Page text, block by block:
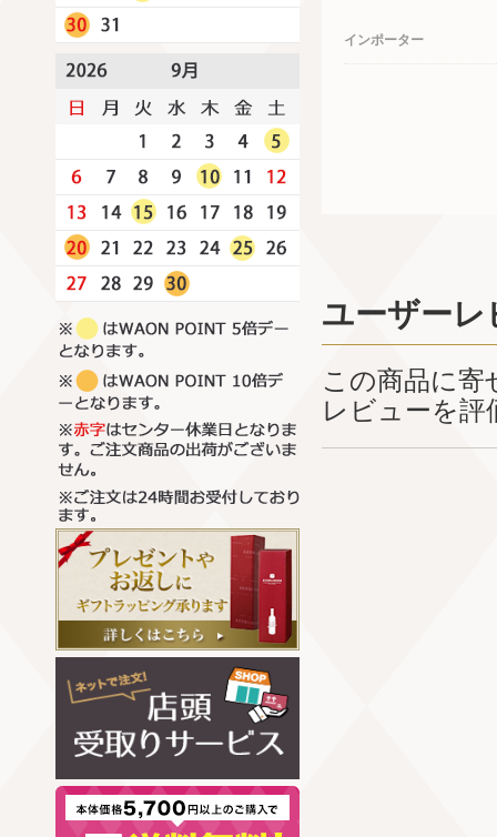
インポーター
ユーザーレ
この商品に
レビューを評